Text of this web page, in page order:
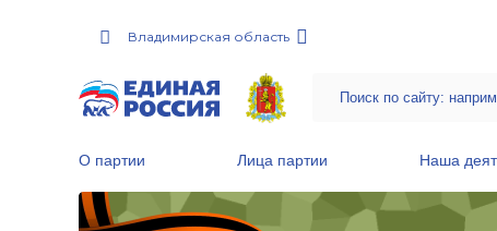
Владимирская область
О партии Лица партии Наша